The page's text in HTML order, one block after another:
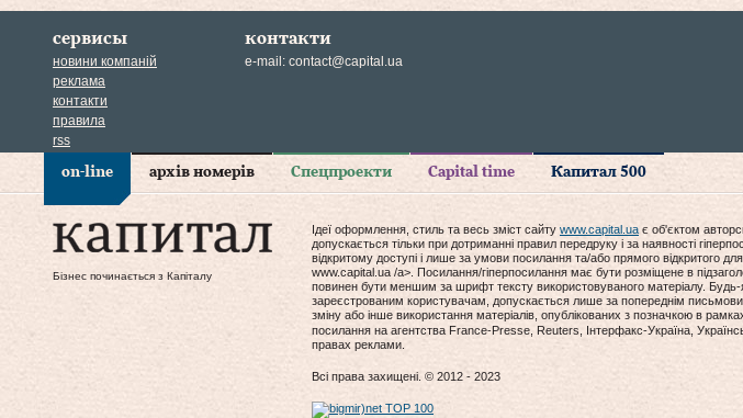
сервисы
новини компаній
реклама
контакти
правила
rss
контакти
e-mail: contact@capital.ua
on-line архів номерів Спецпроекти Capital time Капитал 500
Бізнес починається з Капіталу
Ідеї оформлення, стиль та весь зміст сайту www.capital.ua є об'єктом
допускається тільки при дотриманні правил передруку і за наявності
відкритому доступі і лише за умови посилання та/або прямого відкритого
www.capital.ua /a>. Посилання/гіперпосилання має бути розміщене в
повинен бути меншим за шрифт тексту використовуваного матеріалу. Будь-
зареєстрованим користувачам, допускається лише за попереднім
зміну або інше використання матеріалів, опублікованих з позначкою в
посилання на агентства France-Presse, Reuters, Інтерфакс-Україна,
правах реклами.
Всі права захищені. © 2012 - 2023